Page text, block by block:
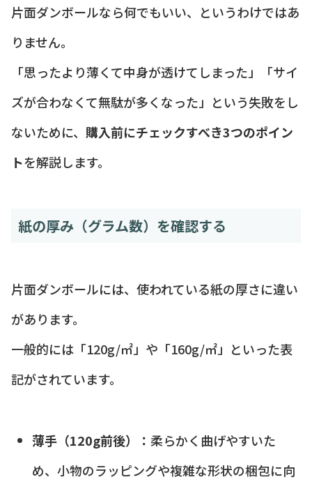
片面ダンボールなら何でもいい、というわけではあ
りません。
「思ったより薄くて中身が透けてしまった」「サイ
ズが合わなくて無駄が多くなった」という失敗をし
ないために、 購入前にチェックすべき3つのポイン
トを解説します。
紙の厚み（グラム数）を確認する
片面ダンボールには、使われている紙の厚さに違い
があります。
一般的には「120g/㎡」や「160g/㎡」といった表
記がされています。
薄手（120g前後）： 柔らかく曲げやすいた
め、小物のラッピングや複雑な形状の梱包に向